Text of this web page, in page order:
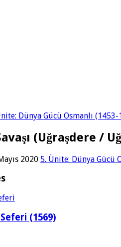
Dünya Gücü Osmanlı
(Uğraşdere /
2020 5. Ünite: Dünya Gücü
(1569)